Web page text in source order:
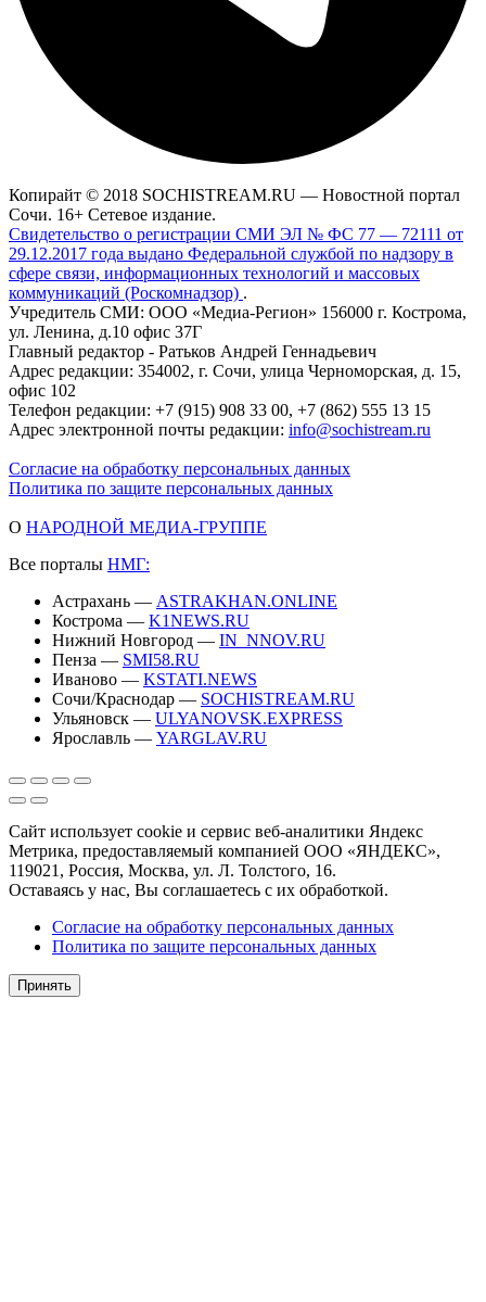
Копирайт © 2018 SOCHISTREAM.RU — Новостной портал
Сочи. 16+ Сетевое издание.
Свидетельство о регистрации СМИ ЭЛ № ФС 77 — 72111 от
29.12.2017 года выдано Федеральной службой по надзору в
сфере связи, информационных технологий и массовых
коммуникаций (Роскомнадзор) .
Учредитель СМИ: ООО «Медиа-Регион» 156000 г. Кострома,
ул. Ленина, д.10 офис 37Г
Главный редактор - Ратьков Андрей Геннадьевич
Адрес редакции: 354002, г. Сочи, улица Черноморская, д. 15,
офис 102
Телефон редакции: +7 (915) 908 33 00, +7 (862) 555 13 15
Адрес электронной почты редакции: info@sochistream.ru
Согласие на обработку персональных данных
Политика по защите персональных данных
О НАРОДНОЙ МЕДИА-ГРУППЕ
Все порталы НМГ:
Астрахань — ASTRAKHAN.ONLINE
Кострома — K1NEWS.RU
Нижний Новгород — IN_NNOV.RU
Пенза — SMI58.RU
Иваново — KSTATI.NEWS
Сочи/Краснодар — SOCHISTREAM.RU
Ульяновск — ULYANOVSK.EXPRESS
Ярославль — YARGLAV.RU
Сайт использует cookie и сервис веб-аналитики Яндекс
Метрика, предоставляемый компанией ООО «ЯНДЕКС»,
119021, Россия, Москва, ул. Л. Толстого, 16.
Оставаясь у нас, Вы соглашаетесь с их обработкой.
Согласие на обработку персональных данных
Политика по защите персональных данных
Принять